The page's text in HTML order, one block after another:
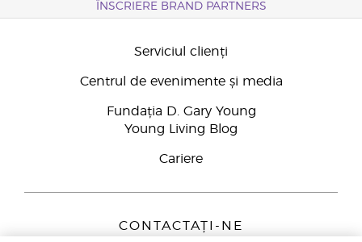
ÎNSCRIERE BRAND PARTNERS
Serviciul clienți
Centrul de evenimente și media
Fundația D. Gary Young
Young Living Blog
Cariere
CONTACTAȚI-NE